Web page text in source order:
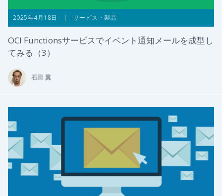
2025年4月18日 | サービス・製品
OCI Functionsサービスでイベント通知メールを成型し
てみる（3）
石田 翼